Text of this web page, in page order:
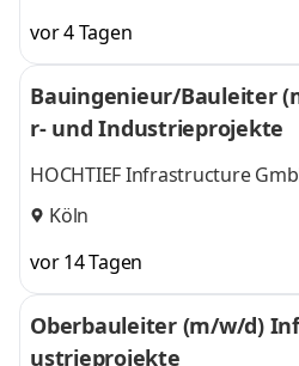
vor 4 Tagen
Bauingenieur/Bauleiter
r- und Industrieprojekte
HOCHTIEF Infrastructure
Köln
vor 14 Tagen
Oberbauleiter (m/w/d)
ustrieprojekte